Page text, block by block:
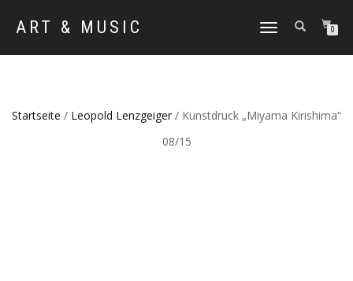
ART & MUSIC
NAVIGATION
0
Startseite / Leopold Lenzgeiger / Kunstdruck „Miyama Kirishima“
08/15